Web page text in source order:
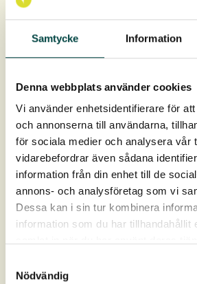
Samtycke Information
Denna webbplats använder cookies
Vi använder enhetsidentifierare för
och annonserna till användarna,
för sociala medier och analysera vår
vidarebefordrar även sådana
information från din enhet till de
annons- och analysföretag som vi
Dessa kan i sin tur kombinera
information som du har tillhandahållit
Nödvändig